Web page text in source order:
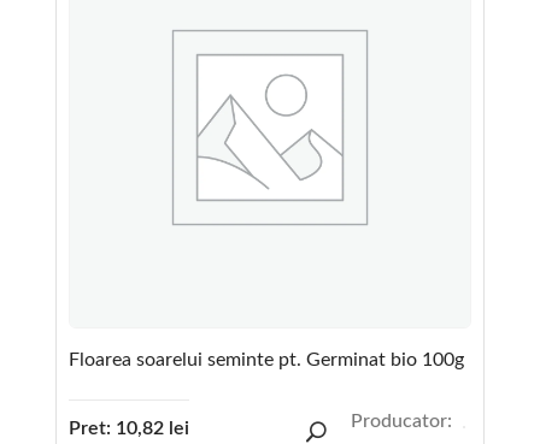
Floarea soarelui seminte pt. Germinat bio 100g
Pret: 10,82 lei Producator: